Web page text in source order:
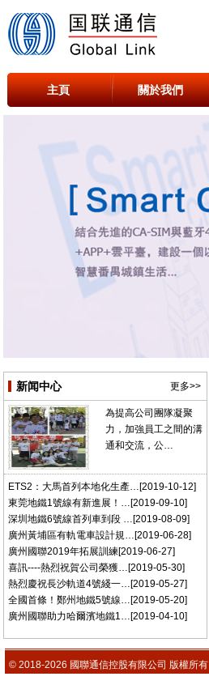
主頁 關於我們
新闻中心 更多>>
為提高公司團隊凝聚
力，加強員工之間的溝
通和交流，公…
ETS2：大馬首列本地化生產…[2019-10-12]
東莞地鐵1號線有新進展！…[2019-09-10]
深圳地鐵6號線首列車到段 …[2019-08-09]
廣州黃埔區有軌電車設計規…[2019-06-28]
廣州國聯2019年拓展訓練[2019-06-27]
喜訊----熱烈祝賀公司榮獲…[2019-05-30]
熱烈慶祝長沙軌道4號綫一…[2019-05-27]
全國首條！鄭州地鐵5號線…[2019-05-20]
廣州國聯助力哈爾濱地鐵1…[2019-04-10]
© 2018-2026 國聯通信控股有限公司 版權所有